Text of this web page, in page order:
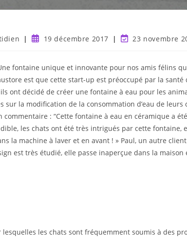
19 décembre 2017 23 novembre
fontaine unique et innovante pour nos amis félins
est que cette start-up est préoccupé par la
ont décidé de créer une fontaine à eau pour les
la modification de la consommation d’eau de leurs
: “Cette fontaine à eau en céramique a
les chats ont été très intrigués par cette fontaine,
la machine à laver et en avant ! » Paul, un autre
est très étudié, elle passe inaperçue dans la
les chats sont fréquemment soumis à des